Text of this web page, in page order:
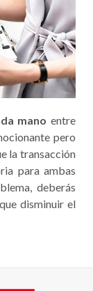
mano entre
pero
la transacción
para ambas
deberás
disminuir el